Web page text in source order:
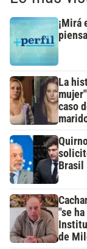
¡Mirá
piensa
La
caso
Brasil
"se
de